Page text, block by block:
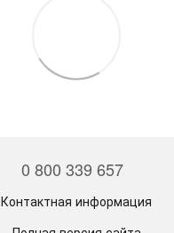
0 800 339 657
Контактная информация